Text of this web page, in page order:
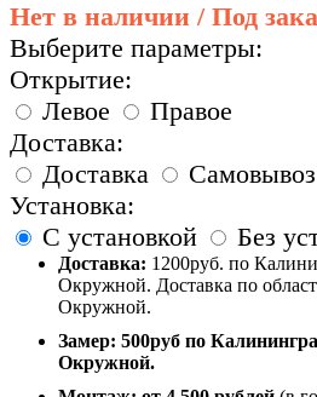
Нет в наличии / Под
Выберите параметры:
Открытие:
Левое
Правое
Доставка:
Доставка
Самовывоз
Установка:
С установкой
Без
Доставка: 1200руб. по
Окружной. Доставка по
Окружной.
Замер: 500руб по
Окружной.